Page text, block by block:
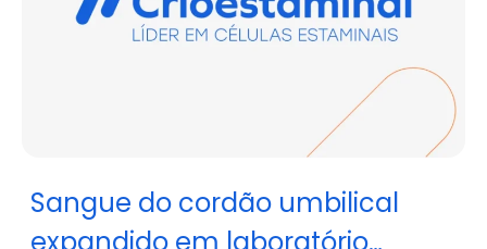
Sangue do cordão umbilical